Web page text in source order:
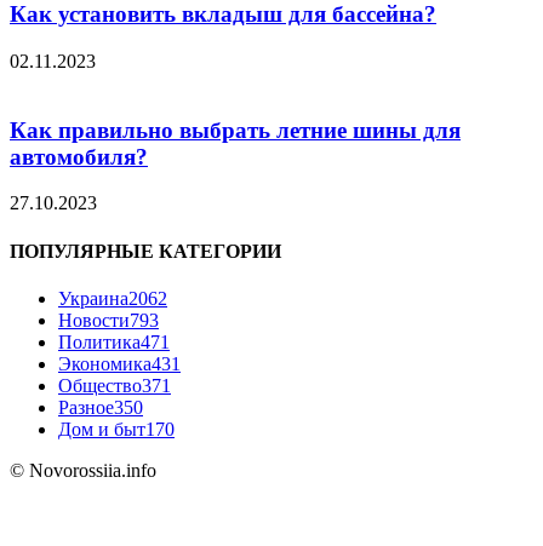
Как установить вкладыш для бассейна?
02.11.2023
Как правильно выбрать летние шины для
автомобиля?
27.10.2023
ПОПУЛЯРНЫЕ КАТЕГОРИИ
Украина2062
Новости793
Политика471
Экономика431
Общество371
Разное350
Дом и быт170
© Novorossiia.info